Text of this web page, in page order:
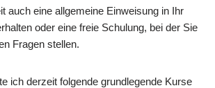
auch eine allgemeine Einweisung in Ihr
oder eine freie Schulung, bei der Sie
Fragen stellen.
ich derzeit folgende grundlegende Kurse